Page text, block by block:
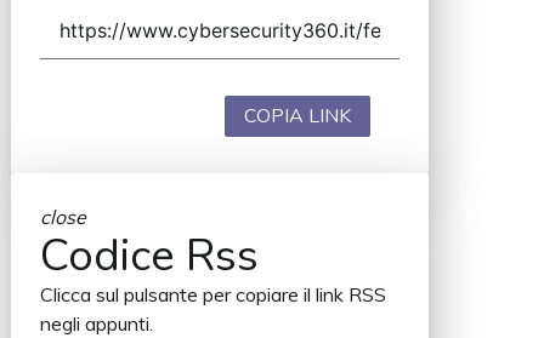
COPIA LINK
close
Codice Rss
Clicca sul pulsante per copiare il link RSS
negli appunti.